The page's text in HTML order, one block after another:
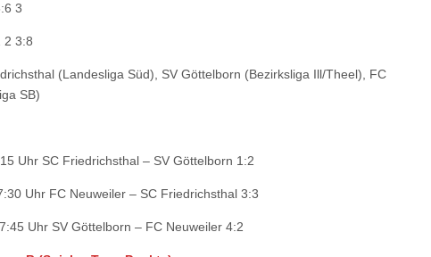
3
2 3:8
(Landesliga Süd), SV Göttelborn (Bezirksliga Ill/Theel), FC
SB)
Uhr SC Friedrichsthal – SV Göttelborn 1:2
Uhr FC Neuweiler – SC Friedrichsthal 3:3
Uhr SV Göttelborn – FC Neuweiler 4:2